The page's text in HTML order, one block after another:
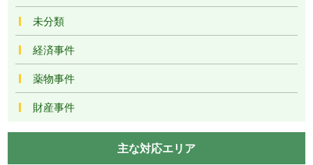
未分類
経済事件
薬物事件
財産事件
主な対応エリア